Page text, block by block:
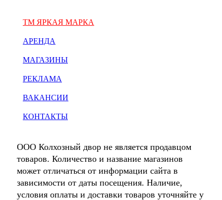
ТМ ЯРКАЯ МАРКА
АРЕНДА
МАГАЗИНЫ
РЕКЛАМА
ВАКАНСИИ
КОНТАКТЫ
ООО Колхозный двор не является продавцом
товаров. Количество и название магазинов
может отличаться от информации сайта в
зависимости от даты посещения. Наличие,
условия оплаты и доставки товаров уточняйте у